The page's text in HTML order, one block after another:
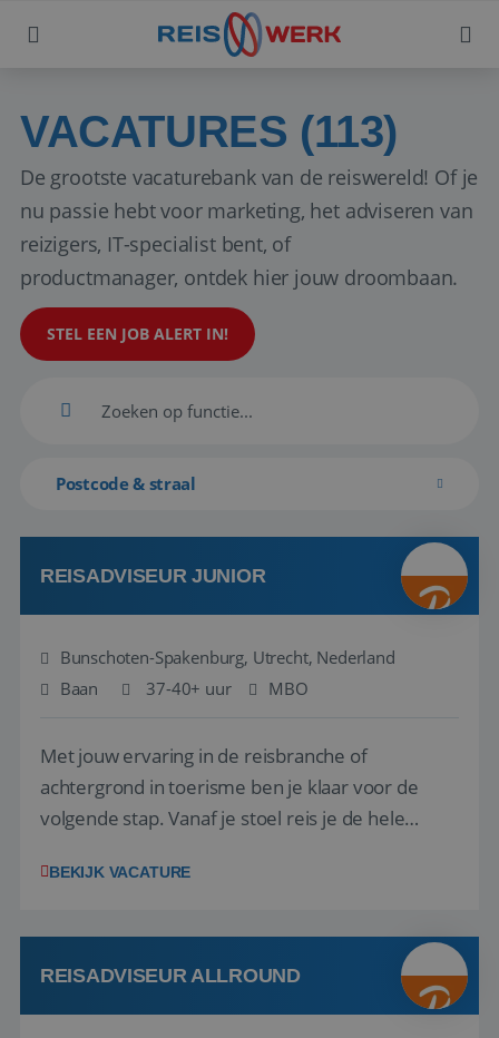
VACATURES (113)
De grootste vacaturebank van de reiswereld! Of je
nu passie hebt voor marketing, het adviseren van
reizigers, IT-specialist bent, of
productmanager, ontdek hier jouw droombaan.
STEL EEN JOB ALERT IN!
Postcode & straal
REISADVISEUR JUNIOR
Bunschoten-Spakenburg, Utrecht, Nederland
Baan
37-40+ uur MBO
Met jouw ervaring in de reisbranche of
achtergrond in toerisme ben je klaar voor de
volgende stap. Vanaf je stoel reis je de hele
wensen van je team, je klant en wat er in de
klanten te overtuigen om die droomreis te
boeken! ...
BEKIJK VACATURE
REISADVISEUR ALLROUND